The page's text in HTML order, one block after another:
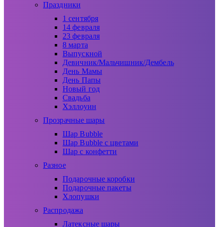
Праздники
1 сентября
14 февраля
23 февраля
8 марта
Выпускной
Девичник/Мальчишник/Дембель
День Мамы
День Папы
Новый год
Свадьба
Хэллоуин
Прозрачные шары
Шар Bubble
Шар Bubble с цветами
Шар с конфетти
Разное
Подарочные коробки
Подарочные пакеты
Хлопушки
Распродажа
Латексные шары